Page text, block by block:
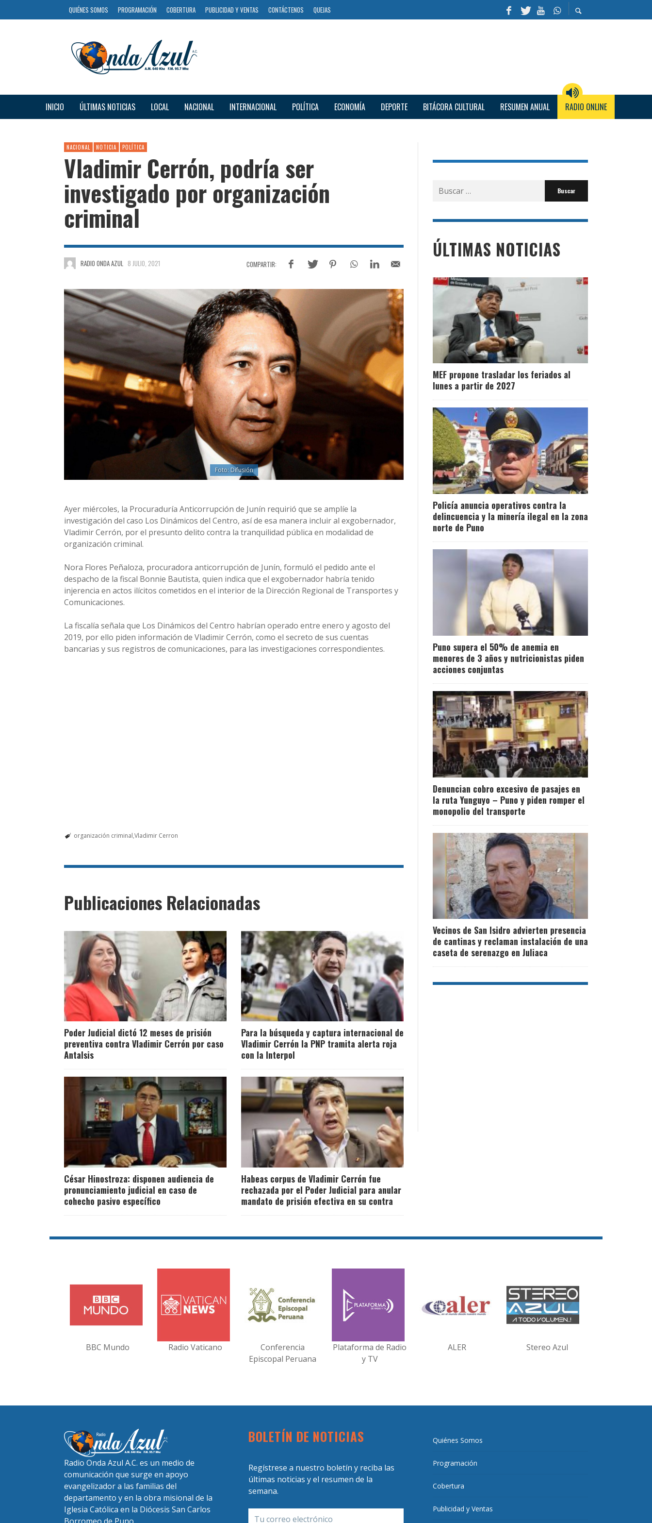
QUIÉNES SOMOS PROGRAMACIÓN COBERTURA PUBLICIDAD Y VENTAS CONTÁCTENOS QUEJAS
INICIO ÚLTIMAS NOTICIAS LOCAL NACIONAL INTERNACIONAL POLÍTICA ECONOMÍA DEPORTE BITÁCORA CULTURAL RESUMEN ANUAL RADIO ONLINE
NACIONAL NOTICIA POLÍTICA
Vladimir Cerrón, podría ser
investigado por organización
criminal
RADIO ONDA AZUL 8 JULIO, 2021
Foto: Difusión
Ayer miércoles, la Procuraduría Anticorrupción de Junín requirió que se amplíe la
investigación del caso Los Dinámicos del Centro, así de esa manera incluir al exgobernador,
Vladimir Cerrón, por el presunto delito contra la tranquilidad pública en modalidad de
organización criminal.
Nora Flores Peñaloza, procuradora anticorrupción de Junín, formuló el pedido ante el
despacho de la fiscal Bonnie Bautista, quien indica que el exgobernador habría tenido
injerencia en actos ilícitos cometidos en el interior de la Dirección Regional de Transportes y
Comunicaciones.
La fiscalía señala que Los Dinámicos del Centro habrían operado entre enero y agosto del
2019, por ello piden información de Vladimir Cerrón, como el secreto de sus cuentas
bancarias y sus registros de comunicaciones, para las investigaciones correspondientes.
organización criminal Vladimir Cerron
Publicaciones Relacionadas
Poder Judicial dictó 12 meses de prisión
preventiva contra Vladimir Cerrón por caso
Antalsis
Para la búsqueda y captura internacional de
Vladimir Cerrón la PNP tramita alerta roja
con la Interpol
César Hinostroza: disponen audiencia de
pronunciamiento judicial en caso de
cohecho pasivo específico
Habeas corpus de Vladimir Cerrón fue
rechazada por el Poder Judicial para anular
mandato de prisión efectiva en su contra
Buscar
por:
ÚLTIMAS NOTICIAS
MEF propone trasladar los feriados al
lunes a partir de 2027
Policía anuncia operativos contra la
delincuencia y la minería ilegal en la zona
norte de Puno
Puno supera el 50% de anemia en
menores de 3 años y nutricionistas piden
acciones conjuntas
Denuncian cobro excesivo de pasajes en
la ruta Yunguyo – Puno y piden romper el
monopolio del transporte
Vecinos de San Isidro advierten presencia
de cantinas y reclaman instalación de una
caseta de serenazgo en Juliaca
BBC Mundo Radio Vaticano
Conferencia
Episcopal Peruana
Plataforma de Radio
y TV
ALER Stereo Azul
Radio Onda Azul A.C. es un medio de
comunicación que surge en apoyo
evangelizador a las familias del
departamento y en la obra misional de la
Iglesia Católica en la Diócesis San Carlos
Borromeo de Puno.
BOLETÍN DE NOTICIAS
Regístrese a nuestro boletín y reciba las
últimas noticias y el resumen de la
semana.
Quiénes Somos
Programación
Cobertura
Publicidad y Ventas